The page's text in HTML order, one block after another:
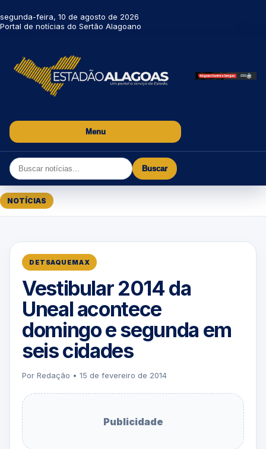
segunda-feira, 10 de agosto de 2026
Portal de notícias do Sertão Alagoano
Menu
Buscar
NOTÍCIAS
DETSAQUEMAX
Vestibular 2014 da
Uneal acontece
domingo e segunda em
seis cidades
Por Redação • 15 de fevereiro de 2014
Publicidade